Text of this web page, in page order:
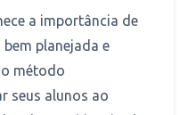
a importância de
planejada e
método
seus alunos ao